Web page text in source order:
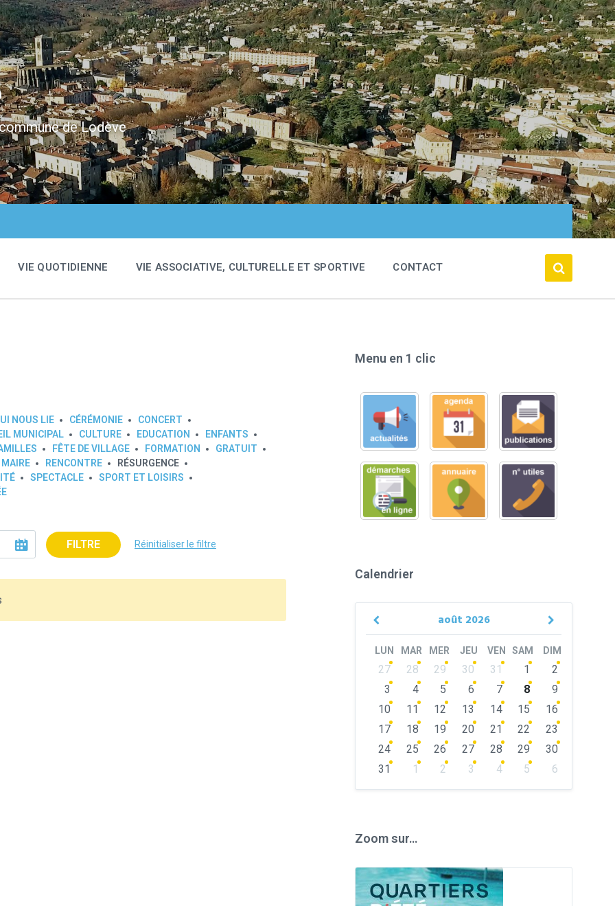
de Lodève
VIE QUOTIDIENNE VIE ASSOCIATIVE, CULTURELLE ET SPORTIVE CONTACT
NOUS LIE CÉRÉMONIE
CONCERT
MUNICIPAL CULTURE EDUCATION
ENFANTS
FÊTE DE VILLAGE FORMATION
GRATUIT
MAIRE RENCONTRE
RÉSURGENCE
SPECTACLE
SPORT ET LOISIRS
FILTRE Réinitialiser le filtre
Menu en 1 clic
Calendrier
août 2026
Previous
Next
LUN MAR MER JEU VEN SAM DIM
Skip
calendar
days
27 28 29 30 31 1
2
3
4 5 6 7 8
9
10
11 12 13 14 15
16
17
18 19 20 21 22
23
24
25 26 27 28 29
30
31
1 2 3 4 5
6
Zoom sur…